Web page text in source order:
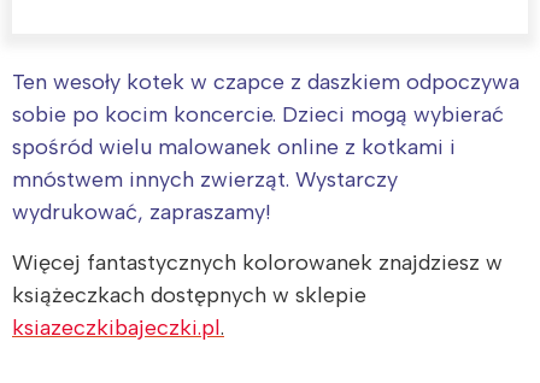
Ten wesoły kotek w czapce z daszkiem odpoczywa
sobie po kocim koncercie. Dzieci mogą wybierać
spośród wielu malowanek online z kotkami i
mnóstwem innych zwierząt. Wystarczy
wydrukować, zapraszamy!
Więcej fantastycznych kolorowanek znajdziesz w
książeczkach dostępnych w sklepie
ksiazeczkibajeczki.pl.